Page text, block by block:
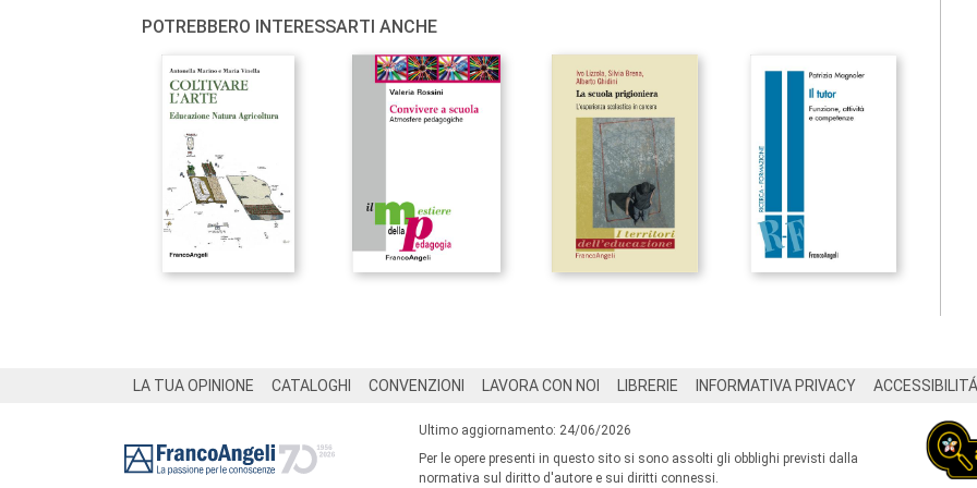
POTREBBERO INTERESSARTI ANCHE
LA TUA OPINIONE CATALOGHI CONVENZIONI LAVORA CON NOI LIBRERIE INFORMATIVA PRIVACY ACCESSIBILITÁ
Ultimo aggiornamento: 24/06/2026
Per le opere presenti in questo sito si sono assolti gli obblighi previsti dalla
normativa sul diritto d'autore e sui diritti connessi.